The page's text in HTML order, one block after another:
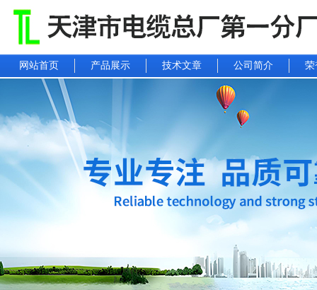
网站首页 产品展示 技术文章 公司简介 荣